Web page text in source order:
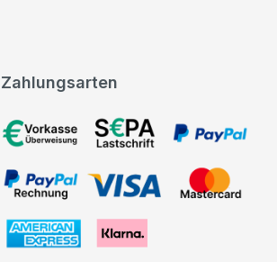
Zahlungsarten
Vorkasse, SEPA-Lastschrift, PayPal